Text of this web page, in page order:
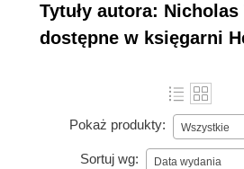
Tytuły autora:
dostępne w księgarni
Pokaż produkty: Wszystkie
Sortuj wg: Data wydania